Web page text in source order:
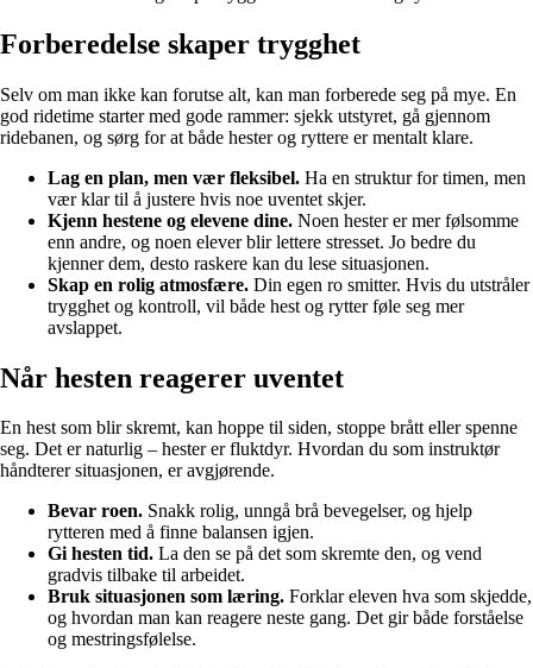
Forberedelse skaper trygghet
Selv om man ikke kan forutse alt, kan man forberede seg på mye. En
god ridetime starter med gode rammer: sjekk utstyret, gå gjennom
ridebanen, og sørg for at både hester og ryttere er mentalt klare.
Lag en plan, men vær fleksibel. Ha en struktur for timen, men
vær klar til å justere hvis noe uventet skjer.
Kjenn hestene og elevene dine. Noen hester er mer følsomme
enn andre, og noen elever blir lettere stresset. Jo bedre du
kjenner dem, desto raskere kan du lese situasjonen.
Skap en rolig atmosfære. Din egen ro smitter. Hvis du utstråler
trygghet og kontroll, vil både hest og rytter føle seg mer
avslappet.
Når hesten reagerer uventet
En hest som blir skremt, kan hoppe til siden, stoppe brått eller spenne
seg. Det er naturlig – hester er fluktdyr. Hvordan du som instruktør
håndterer situasjonen, er avgjørende.
Bevar roen. Snakk rolig, unngå brå bevegelser, og hjelp
rytteren med å finne balansen igjen.
Gi hesten tid. La den se på det som skremte den, og vend
gradvis tilbake til arbeidet.
Bruk situasjonen som læring. Forklar eleven hva som skjedde,
og hvordan man kan reagere neste gang. Det gir både forståelse
og mestringsfølelse.